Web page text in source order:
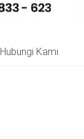
Hubungi Kami